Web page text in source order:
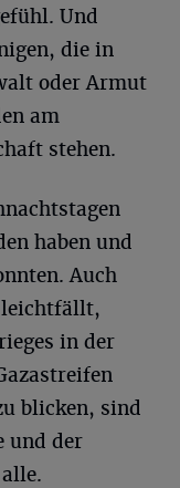
Und
die in
oder Armut
am
stehen.
haben und
Auch
leichtfällt,
in der
blicken, sind
und der